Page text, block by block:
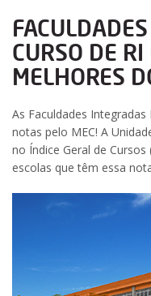
CURSO DE RI
MELHORES
As Faculdades
notas pelo MEC! A
no Índice Geral de
escolas que têm essa